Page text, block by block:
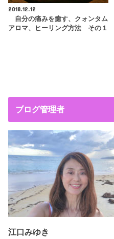
2018.12.12
自分の痛みを癒す、クォンタム
アロマ、ヒーリング方法 その１
ブログ管理者
江口みゆき